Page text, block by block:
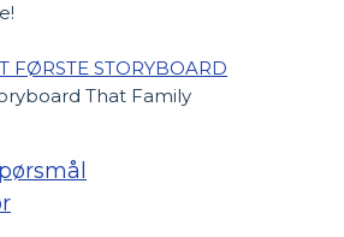
FØRSTE STORYBOARD